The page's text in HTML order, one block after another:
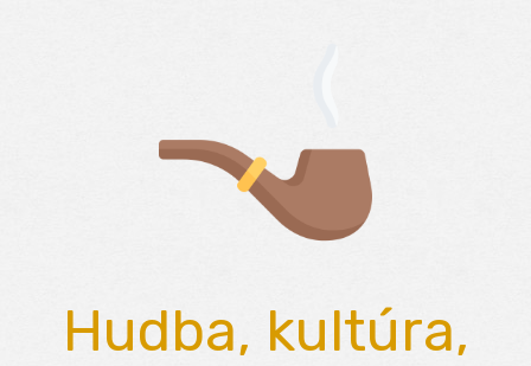
Hudba, kultúra,